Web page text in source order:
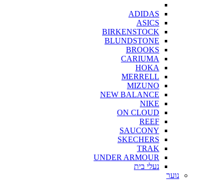
ADIDAS
ASICS
BIRKENSTOCK
BLUNDSTONE
BROOKS
CARIUMA
HOKA
MERRELL
MIZUNO
NEW BALANCE
NIKE
ON CLOUD
REEF
SAUCONY
SKECHERS
TRAK
UNDER ARMOUR
נעלי בית
נוער